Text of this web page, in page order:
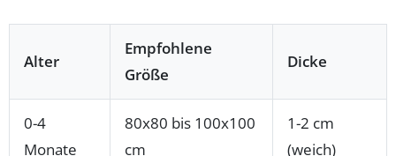
Alter
Empfohlene
Größe
Dicke
0-4
Monate
80x80 bis 100x100
cm
1-2 cm
(weich)